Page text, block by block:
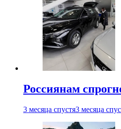
Россиянам
3 месяца спустя3 месяца